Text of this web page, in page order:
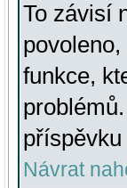
To závisí
funkce,
příspěvku
Návrat